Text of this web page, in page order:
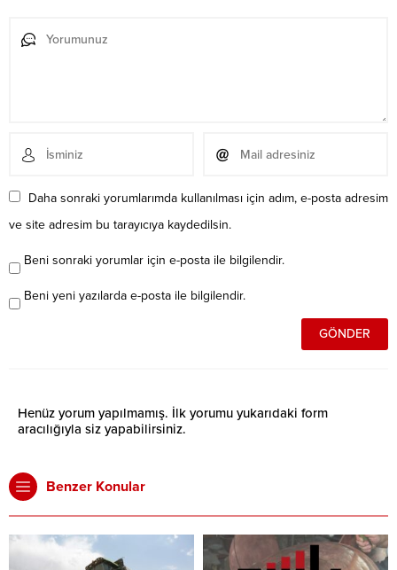
Daha sonraki yorumlarımda kullanılması için adım, e-posta adresim
ve site adresim bu tarayıcıya kaydedilsin.
Beni sonraki yorumlar için e-posta ile bilgilendir.
Beni yeni yazılarda e-posta ile bilgilendir.
Henüz yorum yapılmamış. İlk yorumu yukarıdaki form
aracılığıyla siz yapabilirsiniz.
Benzer Konular